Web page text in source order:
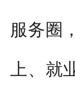
服务圈
上、就